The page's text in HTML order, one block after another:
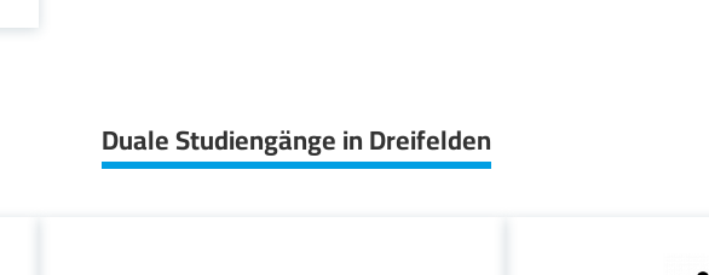
Duale Studiengänge in Dreifelden